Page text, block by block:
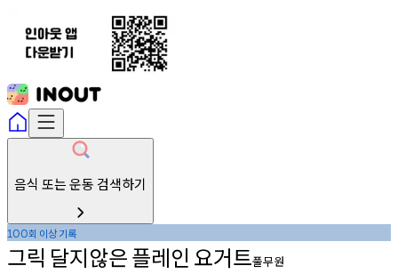
음식 또는 운동 검색하기
100회 이상기록
그릭 달지않은플레인 요거트풀무원